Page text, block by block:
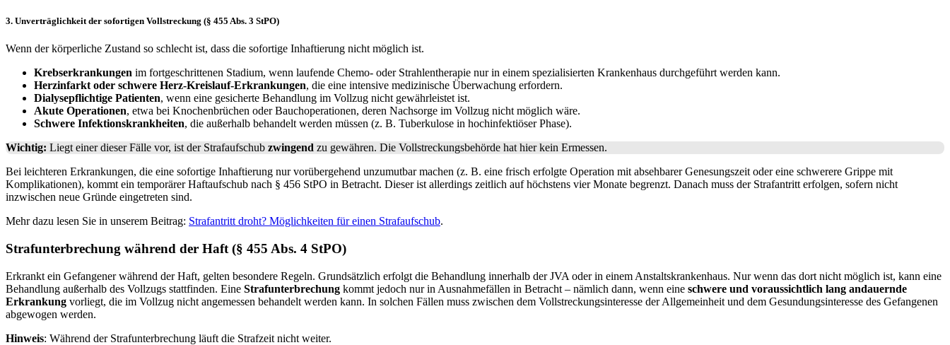
3. Unverträglichkeit der sofortigen Vollstreckung (§ 455 Abs. 3 StPO)
Wenn der körperliche Zustand so schlecht ist, dass die sofortige Inhaftierung nicht möglich ist.
Krebserkrankungen im fortgeschrittenen Stadium, wenn laufende Chemo- oder Strahlentherapie nur in einem spezialisierten Krankenhaus durchgeführt werden kann.
Herzinfarkt oder schwere Herz-Kreislauf-Erkrankungen, die eine intensive medizinische Überwachung erfordern.
Dialysepflichtige Patienten, wenn eine gesicherte Behandlung im Vollzug nicht gewährleistet ist.
Akute Operationen, etwa bei Knochenbrüchen oder Bauchoperationen, deren Nachsorge im Vollzug nicht möglich wäre.
Schwere Infektionskrankheiten, die außerhalb behandelt werden müssen (z. B. Tuberkulose in hochinfektiöser Phase).
Wichtig: Liegt einer dieser Fälle vor, ist der Strafaufschub zwingend zu gewähren. Die Vollstreckungsbehörde hat hier kein Ermessen.
Bei leichteren Erkrankungen, die eine sofortige Inhaftierung nur vorübergehend unzumutbar machen (z. B. eine frisch erfolgte Operation mit absehbarer Genesungszeit oder eine schwerere Grippe mit
Komplikationen), kommt ein temporärer Haftaufschub nach § 456 StPO in Betracht. Dieser ist allerdings zeitlich auf höchstens vier Monate begrenzt. Danach muss der Strafantritt erfolgen, sofern nicht
inzwischen neue Gründe eingetreten sind.
Mehr dazu lesen Sie in unserem Beitrag: Strafantritt droht? Möglichkeiten für einen Strafaufschub.
Strafunterbrechung während der Haft (§ 455 Abs. 4 StPO)
Erkrankt ein Gefangener während der Haft, gelten besondere Regeln. Grundsätzlich erfolgt die Behandlung innerhalb der JVA oder in einem Anstaltskrankenhaus. Nur wenn das dort nicht möglich ist, kann eine
Behandlung außerhalb des Vollzugs stattfinden. Eine Strafunterbrechung kommt jedoch nur in Ausnahmefällen in Betracht – nämlich dann, wenn eine schwere und voraussichtlich lang andauernde
Erkrankung vorliegt, die im Vollzug nicht angemessen behandelt werden kann. In solchen Fällen muss zwischen dem Vollstreckungsinteresse der Allgemeinheit und dem Gesundungsinteresse des Gefangenen
abgewogen werden.
Hinweis: Während der Strafunterbrechung läuft die Strafzeit nicht weiter.